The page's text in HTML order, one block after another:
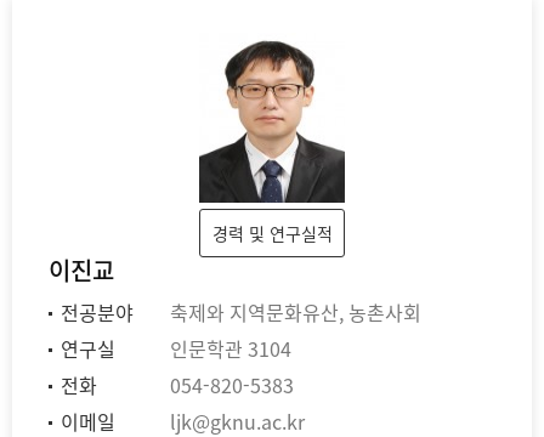
경력 및 연구실적
이진교
전공분야
축제와 지역문화유산, 농촌사회
연구실
인문학관 3104
전화
054-820-5383
이메일
ljk@gknu.ac.kr